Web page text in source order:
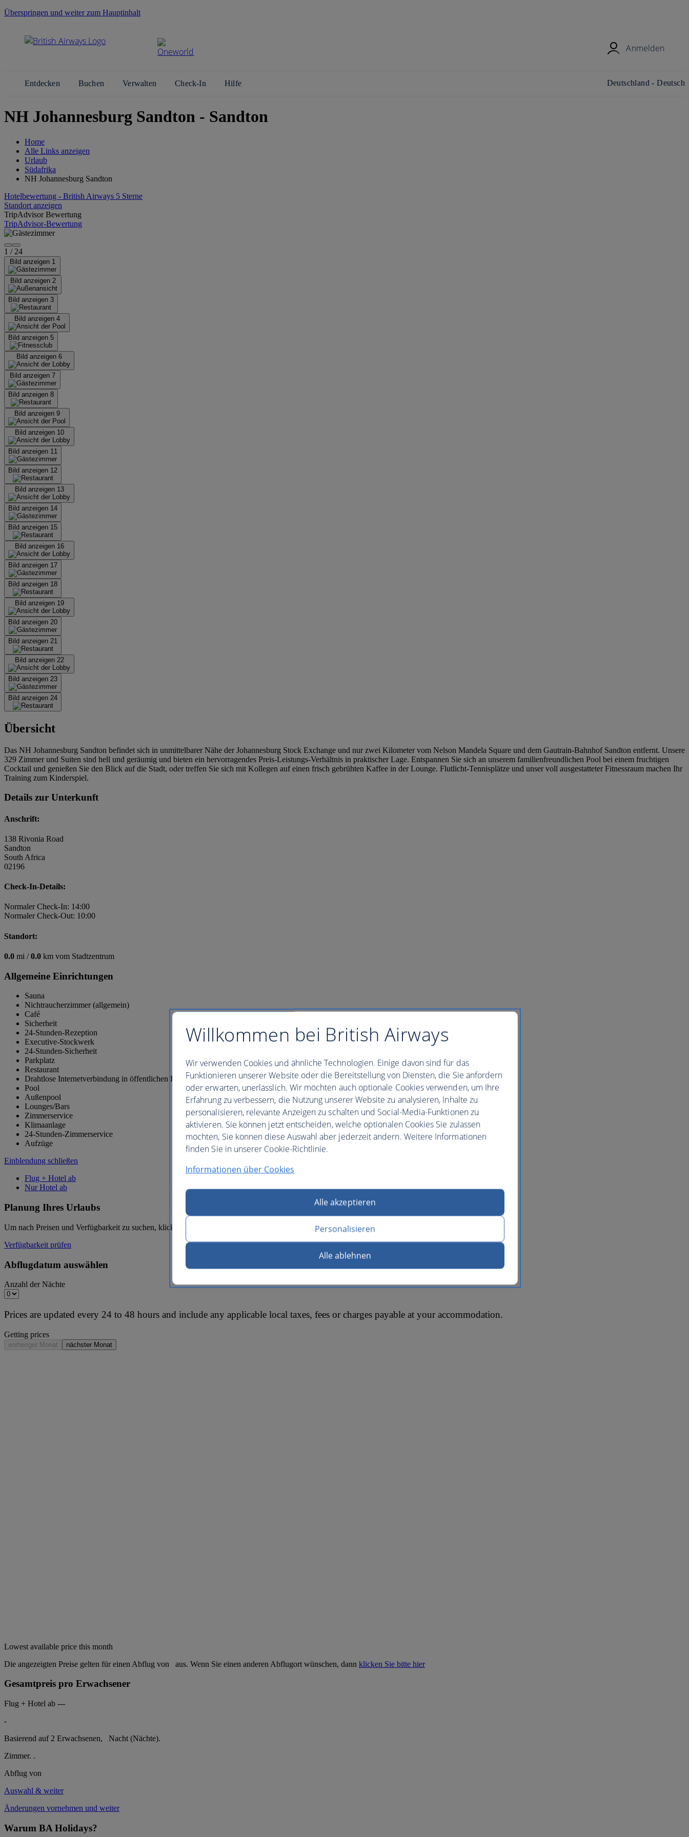
Überspringen und weiter zum Hauptinhalt
Anmelden
Entdecken Buchen Verwalten Check-In Hilfe
Land/Region und Sprache
Deutschland - Deutsch
NH Johannesburg Sandton - Sandton
Home
Alle Links anzeigen
Urlaub
Südafrika
NH Johannesburg Sandton
Hotelbewertung - British Airways 5 Sterne
Standort anzeigen
TripAdvisor Bewertung
TripAdvisor-Bewertung
1 / 24
Bild anzeigen 1
Bild anzeigen 2
Bild anzeigen 3
Bild anzeigen 4
Bild anzeigen 5
Bild anzeigen 6
Bild anzeigen 7
Bild anzeigen 8
Bild anzeigen 9
Bild anzeigen 10
Bild anzeigen 11
Bild anzeigen 12
Bild anzeigen 13
Bild anzeigen 14
Bild anzeigen 15
Bild anzeigen 16
Bild anzeigen 17
Bild anzeigen 18
Bild anzeigen 19
Bild anzeigen 20
Bild anzeigen 21
Bild anzeigen 22
Bild anzeigen 23
Bild anzeigen 24
Übersicht
Das NH Johannesburg Sandton befindet sich in unmittelbarer Nähe der Johannesburg Stock Exchange und nur zwei Kilometer vom Nelson Mandela Square und dem Gautrain-Bahnhof Sandton entfernt. Unsere
329 Zimmer und Suiten sind hell und geräumig und bieten ein hervorragendes Preis-Leistungs-Verhältnis in praktischer Lage. Entspannen Sie sich an unserem familienfreundlichen Pool bei einem fruchtigen
Cocktail und genießen Sie den Blick auf die Stadt, oder treffen Sie sich mit Kollegen auf einen frisch gebrühten Kaffee in der Lounge. Flutlicht-Tennisplätze und unser voll ausgestatteter Fitnessraum machen Ihr
Training zum Kinderspiel.
Details zur Unterkunft
Anschrift:
138 Rivonia Road
Sandton
South Africa
02196
Check-In-Details:
Normaler Check-In: 14:00
Normaler Check-Out: 10:00
Standort:
0.0 mi /0.0 km vom Stadtzentrum
Allgemeine Einrichtungen
Sauna
Nichtraucherzimmer (allgemein)
Café
Sicherheit
24-Stunden-Rezeption
Executive-Stockwerk
24-Stunden-Sicherheit
Parkplatz
Restaurant
Drahtlose Internetverbindung in öffentlichen Bereichen
Pool
Außenpool
Lounges/Bars
Zimmerservice
Klimaanlage
24-Stunden-Zimmerservice
Aufzüge
Einblendung schließen
Flug + Hotel ab
Nur Hotel ab
Planung Ihres Urlaubs
Um nach Preisen und Verfügbarkeit zu suchen, klicken Sie einfach unten auf die Schaltfläche.
Verfügbarkeit prüfen
Abflugdatum auswählen
Anzahl der Nächte
Prices are updated every 24 to 48 hours and include any applicable local taxes, fees or charges payable at your accommodation.
Getting prices
vorheriger Monat nächster Monat
Lowest available price this month
Die angezeigten Preise gelten für einen Abflug von
aus. Wenn Sie einen anderen Abflugort wünschen, dann klicken Sie bitte hier
Gesamtpreis pro Erwachsener
Flug + Hotel ab ---
-
Basierend auf 2 Erwachsenen,
Nacht (Nächte).
Zimmer. .
Abflug von
Auswahl & weiter
Änderungen vornehmen und weiter
Warum BA Holidays?
Willkommen bei British Airways
Wir verwenden Cookies und ähnliche Technologien. Einige davon sind für das
Funktionieren unserer Website oder die Bereitstellung von Diensten, die Sie anfordern
oder erwarten, unerlässlich. Wir möchten auch optionale Cookies verwenden, um Ihre
Erfahrung zu verbessern, die Nutzung unserer Website zu analysieren, Inhalte zu
personalisieren, relevante Anzeigen zu schalten und Social-Media-Funktionen zu
aktivieren. Sie können jetzt entscheiden, welche optionalen Cookies Sie zulassen
möchten, Sie können diese Auswahl aber jederzeit ändern. Weitere Informationen
finden Sie in unserer Cookie-Richtlinie.
Informationen über Cookies
Alle akzeptieren
Personalisieren
Alle ablehnen